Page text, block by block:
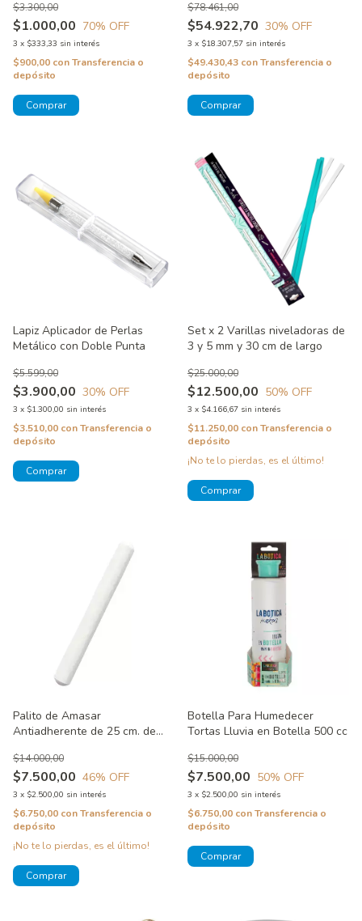
$1.000,00
$3.300,00
70% OFF
3 x $333,33 sin interés
$900,00 conTransferencia o
depósito
$54.922,70
$78.461,00
30% OFF
3 x $18.307,57 sin interés
$49.430,43 conTransferencia o
depósito
Lapiz Aplicador de Perlas
Metálico con Doble Punta
$3.900,00
$5.599,00
30% OFF
3 x $1.300,00 sin interés
$3.510,00 conTransferencia o
depósito
Set x 2 Varillas niveladoras de
3 y 5 mm y 30 cm de largo
$12.500,00
$25.000,00
50% OFF
3 x $4.166,67 sin interés
$11.250,00 conTransferencia o
depósito
¡No te lo pierdas, es el último!
Palito de Amasar
Antiadherente de 25 cm. de
$7.500,00
$14.000,00
46% OFF
3 x $2.500,00 sin interés
$6.750,00 conTransferencia o
depósito
¡No te lo pierdas, es el último!
Botella Para Humedecer
Tortas Lluvia en Botella 500 cc
$7.500,00
$15.000,00
50% OFF
3 x $2.500,00 sin interés
$6.750,00 conTransferencia o
depósito